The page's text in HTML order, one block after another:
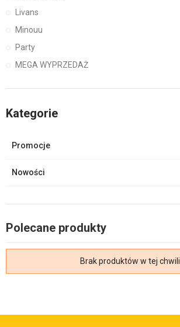
Livans
Minouu
Party
MEGA WYPRZEDAŻ
Kategorie
Promocje
Nowości
Polecane produkty
Brak produktów w tej chwili.